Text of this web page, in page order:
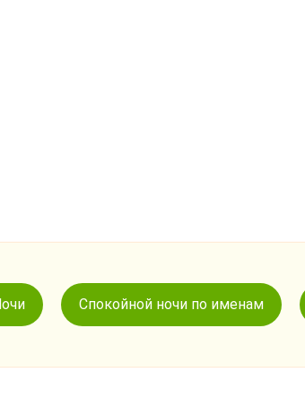
Спокойной ночи по именам